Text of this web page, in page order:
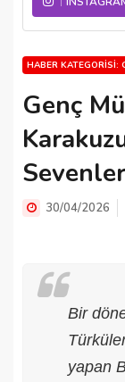
HABER KATEGORISI:
Genç
30/04/2026
Bir
yapan